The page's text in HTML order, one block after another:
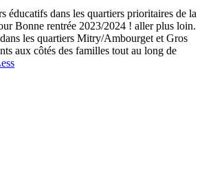
dans les quartiers prioritaires de la
Bonne rentrée 2023/2024 ! aller plus loin.
les quartiers Mitry/Ambourget et Gros
aux côtés des familles tout au long de